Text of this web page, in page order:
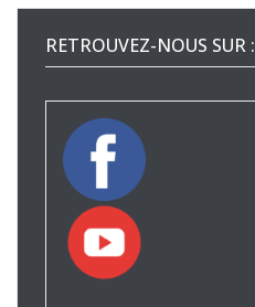
RETROUVEZ-NOUS SUR :